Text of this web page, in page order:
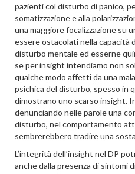
pazienti col disturbo di panico,
somatizzazione e alla
una maggiore focalizzazione su
essere ostacolati nella capacità
disturbo mentale ed esserne
se per insight intendiamo non
qualche modo affetti da una
psichica del disturbo, spesso in
dimostrano uno scarso insight.
denunciando nelle parole una
disturbo, nel comportamento
sembrerebbero tradire una
L’integrità dell’insight nel DP
anche dalla presenza di sintomi